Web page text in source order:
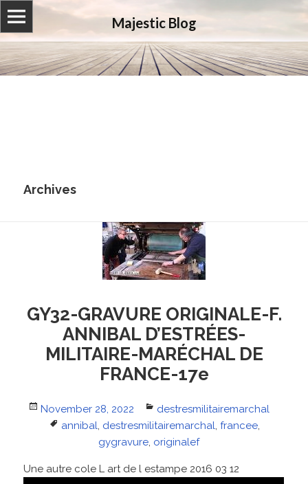
Majestic Blog
Archives
GY32-GRAVURE ORIGINALE-F.
ANNIBAL D’ESTRÉES-
MILITAIRE-MARÉCHAL DE
FRANCE-17e
Posted
on
November 28, 2022 Categories
destresmilitairemarchal
Tags
annibal, destresmilitairemarchal, francee,
gygravure, originalef
Une autre cole L art de l estampe 2016 03 12